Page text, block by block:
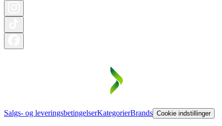
Salgs- og leveringsbetingelserKategorierBrands Cookie indstillinger